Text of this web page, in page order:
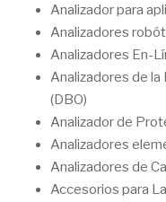
Analizador para
Analizadores
Analizadores En-
Analizadores de
(DBO)
Analizador de
Analizadores
Analizadores de
Accesorios para